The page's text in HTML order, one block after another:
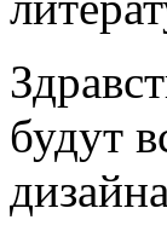
будут